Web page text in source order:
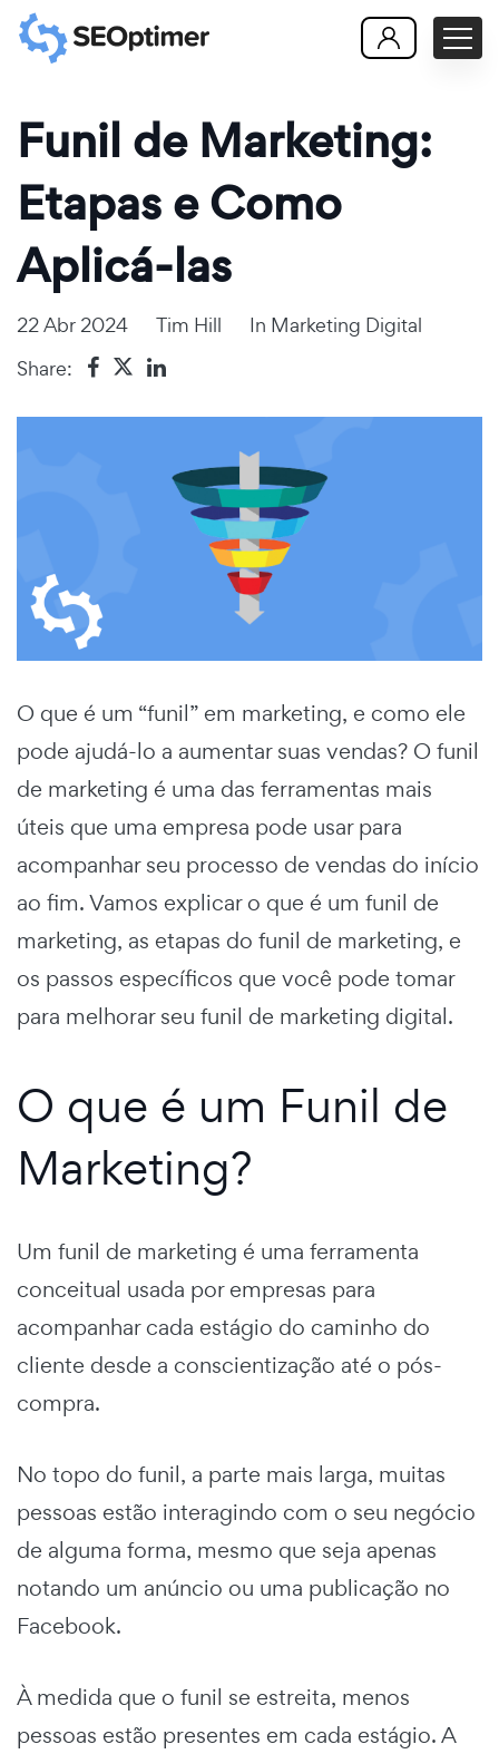
Funil de Marketing:
Etapas e Como
Aplicá-las
22 Abr 2024 Tim Hill In Marketing Digital
Share:
O que é um “funil” em marketing, e como ele
pode ajudá-lo a aumentar suas vendas? O funil
de marketing é uma das ferramentas mais
úteis que uma empresa pode usar para
acompanhar seu processo de vendas do início
ao fim. Vamos explicar o que é um funil de
marketing, as etapas do funil de marketing, e
os passos específicos que você pode tomar
para melhorar seu funil de marketing digital.
O que é um Funil de
Marketing?
Um funil de marketing é uma ferramenta
conceitual usada por empresas para
acompanhar cada estágio do caminho do
cliente desde a conscientização até o pós-
compra.
No topo do funil, a parte mais larga, muitas
pessoas estão interagindo com o seu negócio
de alguma forma, mesmo que seja apenas
notando um anúncio ou uma publicação no
Facebook.
À medida que o funil se estreita, menos
pessoas estão presentes em cada estágio. A